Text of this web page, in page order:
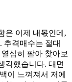
은 이제 내몫인데,
추격매수는 절대
심히 팔아 찾아보
이 느껴져서 저에